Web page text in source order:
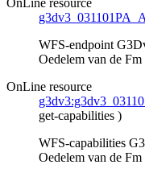
OnLine resource
WFS-endpoint
Oedelem van de
OnLine resource
get-capabilities )
WFS-capabilities
Oedelem van de